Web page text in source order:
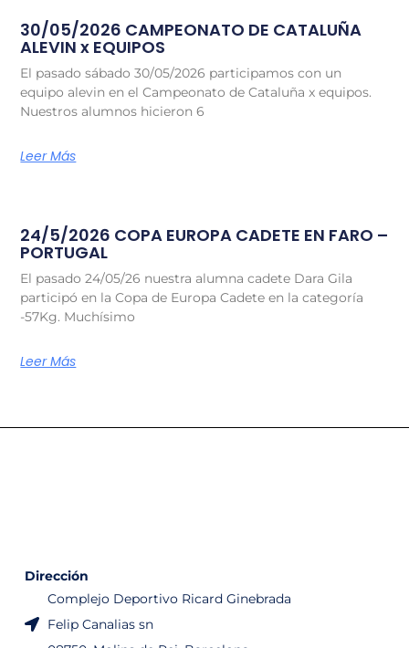
30/05/2026 CAMPEONATO DE CATALUÑA
ALEVIN x EQUIPOS
El pasado sábado 30/05/2026 participamos con un
equipo alevin en el Campeonato de Cataluña x equipos.
Nuestros alumnos hicieron 6
Leer Más
24/5/2026 COPA EUROPA CADETE EN FARO –
PORTUGAL
El pasado 24/05/26 nuestra alumna cadete Dara Gila
participó en la Copa de Europa Cadete en la categoría
-57Kg. Muchísimo
Leer Más
Dirección
Complejo Deportivo Ricard Ginebrada
Felip Canalias sn